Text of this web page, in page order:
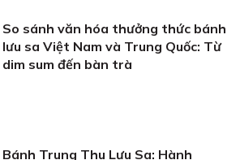
So sánh văn hóa thưởng thức bánh
lưu sa Việt Nam và Trung Quốc: Từ
dim sum đến bàn trà
Bánh Trung Thu Lưu Sa: Hành